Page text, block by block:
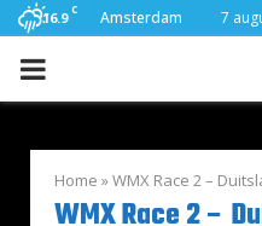
16.9 C Amsterdam 7
PRIMARY
Home »WMX Race 2 –
WMX Race 2 –